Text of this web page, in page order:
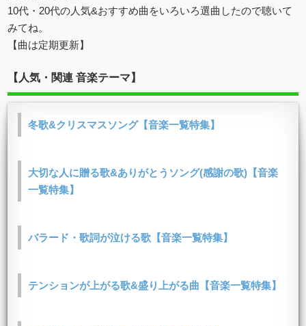
10代・20代の人気&おすすめ曲をいろいろ選曲したので聴いて
みてね。
【曲は定期更新】
【人気・関連 音楽テーマ】
冬歌&クリスマスソング【音楽一覧特集】
大切な人に贈る歌&ありがとうソング(感謝の歌)【音楽
一覧特集】
バラード・歌詞が泣ける歌【音楽一覧特集】
テンションが上がる歌&盛り上がる曲【音楽一覧特集】